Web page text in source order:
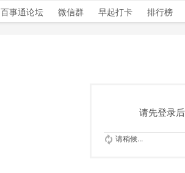
百事通论坛 微信群 早起打卡 排行榜
请先登录
请稍候...